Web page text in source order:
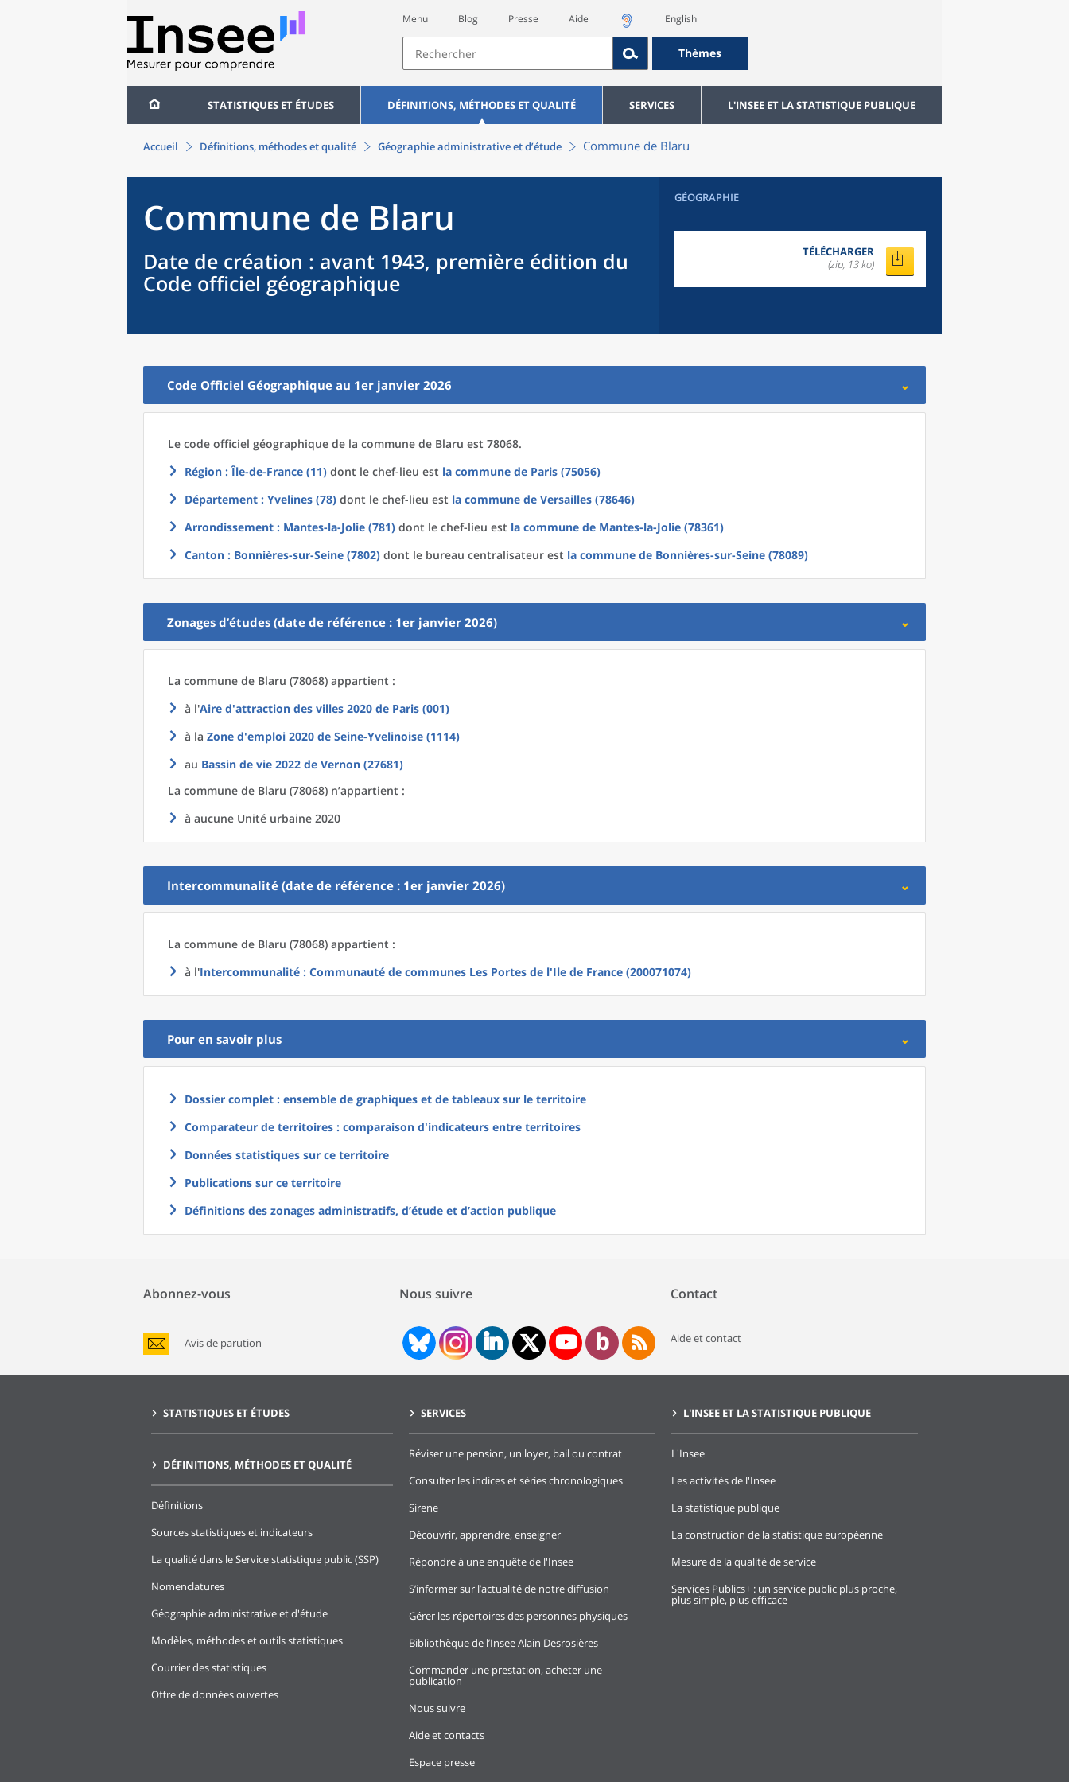
Menu Blog Presse Aide English
Thèmes
STATISTIQUES ET ÉTUDES DÉFINITIONS, MÉTHODES ET QUALITÉ SERVICES L'INSEE ET LA STATISTIQUE PUBLIQUE
Accueil Définitions, méthodes et qualité Géographie administrative et d’étude Commune de Blaru
Commune de Blaru
Date de création : avant 1943, première édition du
Code officiel géographique
GÉOGRAPHIE
TÉLÉCHARGER
(zip, 13 ko)
Code Officiel Géographique au 1er janvier 2026
Le code officiel géographique de la commune de Blaru est 78068.
Région : Île-de-France (11) dont le chef-lieu est la commune de Paris (75056)
Département : Yvelines (78) dont le chef-lieu est la commune de Versailles (78646)
Arrondissement : Mantes-la-Jolie (781) dont le chef-lieu est la commune de Mantes-la-Jolie (78361)
Canton : Bonnières-sur-Seine (7802) dont le bureau centralisateur est la commune de Bonnières-sur-Seine (78089)
Zonages d’études (date de référence : 1er janvier 2026)
La commune de Blaru (78068) appartient :
à l'Aire d'attraction des villes 2020 de Paris (001)
à la Zone d'emploi 2020 de Seine-Yvelinoise (1114)
au Bassin de vie 2022 de Vernon (27681)
La commune de Blaru (78068) n’appartient :
à aucune Unité urbaine 2020
Intercommunalité (date de référence : 1er janvier 2026)
La commune de Blaru (78068) appartient :
à l'Intercommunalité : Communauté de communes Les Portes de l'Ile de France (200071074)
Pour en savoir plus
Dossier complet : ensemble de graphiques et de tableaux sur le territoire
Comparateur de territoires : comparaison d'indicateurs entre territoires
Données statistiques sur ce territoire
Publications sur ce territoire
Définitions des zonages administratifs, d’étude et d’action publique
Abonnez-vous
Avis de parution
Nous suivre Contact
Aide et contact
STATISTIQUES ET ÉTUDES
DÉFINITIONS, MÉTHODES ET QUALITÉ
Définitions
Sources statistiques et indicateurs
La qualité dans le Service statistique public (SSP)
Nomenclatures
Géographie administrative et d'étude
Modèles, méthodes et outils statistiques
Courrier des statistiques
Offre de données ouvertes
SERVICES
Réviser une pension, un loyer, bail ou contrat
Consulter les indices et séries chronologiques
Sirene
Découvrir, apprendre, enseigner
Répondre à une enquête de l'Insee
S’informer sur l’actualité de notre diffusion
Gérer les répertoires des personnes physiques
Bibliothèque de l’Insee Alain Desrosières
Commander une prestation, acheter une
publication
Nous suivre
Aide et contacts
Espace presse
L'INSEE ET LA STATISTIQUE PUBLIQUE
L'Insee
Les activités de l'Insee
La statistique publique
La construction de la statistique européenne
Mesure de la qualité de service
Services Publics+ : un service public plus proche,
plus simple, plus efficace